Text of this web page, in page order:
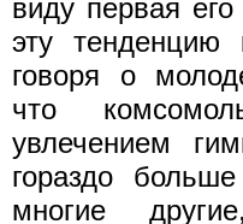
виду первая его
эту тенденцию
говоря о
что
увлечением
гораздо
многие